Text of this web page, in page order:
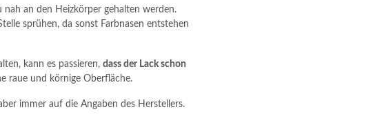
an den Heizkörper gehalten werden.
sprühen, da sonst Farbnasen entstehen
kann es passieren,dass der Lack schon
raue und körnige Oberfläche.
immer auf die Angaben des Herstellers.